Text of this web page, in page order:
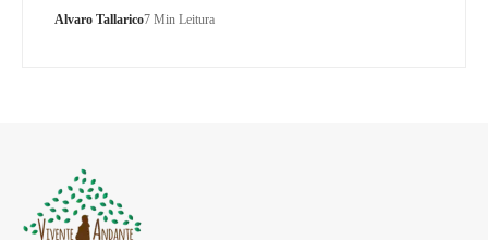
Alvaro Tallarico7 Min Leitura